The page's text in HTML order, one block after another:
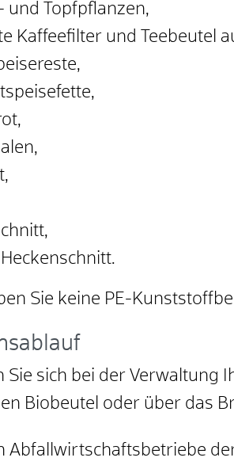
und Topfpflanzen,
Kaffeefilter und Teebeutel
Sie keine PE-
Sie sich bei der Verwaltung
Biobeutel oder über das
Abfallwirtschaftsbetriebe